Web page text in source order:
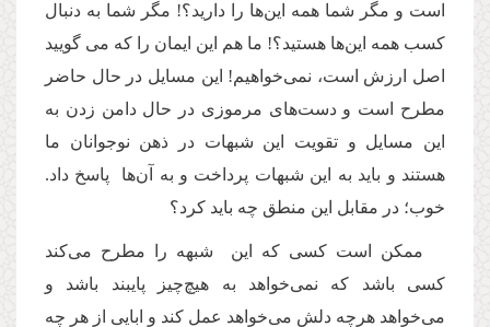
است و مگر شما همه‌ این‌ها را دارید؟! مگر شما به دنبال
کسب همه این‌ها هستید؟! ما هم این ایمان را که می‌ گویید
اصل ارزش است، ‌نمی‌خواهیم! این مسایل در حال حاضر
مطرح است و دست‌های مرموزی در حال دامن زدن به
این مسایل و تقویت این شبهات در ذهن نوجوانان ما
هستند و باید به این شبهات پرداخت و به آن‌ها پاسخ داد.
خوب؛ در مقابل این منطق چه باید کرد؟
ممکن است کسی که این شبهه را مطرح می‌کند
کسی باشد که نمی‌خواهد به هیچ‌چیز پایبند باشد و
می‌خواهد هرچه دلش می‌خواهد عمل کند و ابایی از هر چه